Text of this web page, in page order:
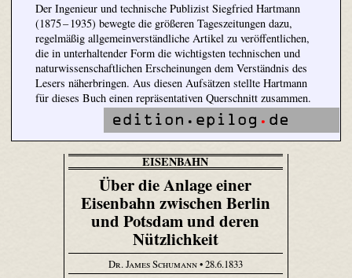
Der Ingenieur und technische Publizist Siegfried Hartmann
(1875 – 1935) bewegte die größeren Tageszeitungen dazu,
regelmäßig allgemeinverständliche Artikel zu veröffentlichen,
die in unterhaltender Form die wichtigsten technischen und
naturwissenschaftlichen Erscheinungen dem Verständnis des
Lesers näherbringen. Aus diesen Aufsätzen stellte Hartmann
für dieses Buch einen repräsentativen Querschnitt zusammen.
EISENBAHN
Über die Anlage einer
Eisenbahn zwischen Berlin
und Potsdam und deren
Nützlichkeit
Dr. James Schumann• 28.6.1833